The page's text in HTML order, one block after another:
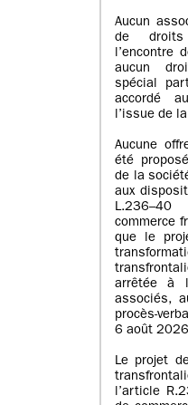
Aucun
de
l’encontre
aucun
spécial
accordé
l’issue de
Aucune
été
de la
aux
commerce
que le
arrêtée à
associés,
procès-
6 août
Le projet
l’article